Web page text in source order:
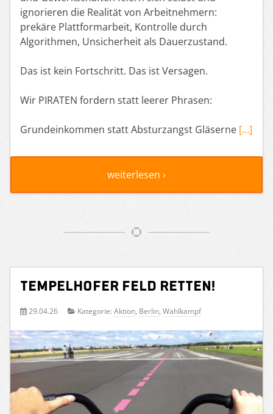
ignorieren die Realität von Arbeitnehmern:
prekäre Plattformarbeit, Kontrolle durch
Algorithmen, Unsicherheit als Dauerzustand.
Das ist kein Fortschritt. Das ist Versagen.
Wir PIRATEN fordern statt leerer Phrasen:
Grundeinkommen statt Absturzangst Gläserne […]
weiterlesen ›
Tempelhofer Feld retten!
29.04.26 Kategorie: Aktion, Berlin, Wahlkampf